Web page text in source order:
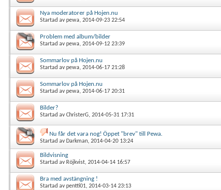
Nya moderatorer på Hojen.nu
Startad avpewa, 2014-09-23 22:54
Problem med album/bilder
Startad avpewa, 2014-09-12 23:39
Sommarlov på Hojen.nu
Startad avpewa, 2014-06-17 21:28
Sommarlov på Hojen.nu
Startad avpewa, 2014-06-17 20:31
Bilder?
Startad avChristerG, 2014-05-31 17:31
Nu får det vara nog! Öppet "brev" till Pewa.
Startad av Darkman, 2014-04-20 13:24
Bildvisning
Startad av Röjkvist, 2014-04-14 16:57
Bra med avstängning !
Startad avpentti01, 2014-03-14 23:13